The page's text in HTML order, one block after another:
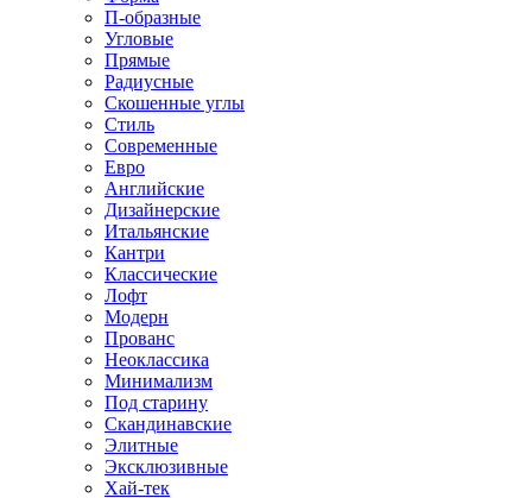
П-образные
Угловые
Прямые
Радиусные
Скошенные углы
Стиль
Современные
Евро
Английские
Дизайнерские
Итальянские
Кантри
Классические
Лофт
Модерн
Прованс
Неоклассика
Минимализм
Под старину
Скандинавские
Элитные
Эксклюзивные
Хай-тек